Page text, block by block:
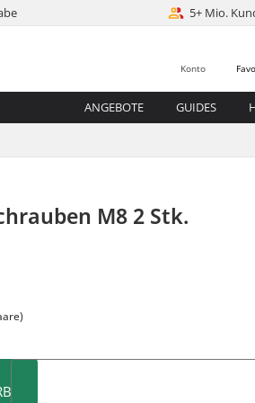
5+ Mio.
Konto
ANGEBOTE GUIDES
M8 2 Stk.